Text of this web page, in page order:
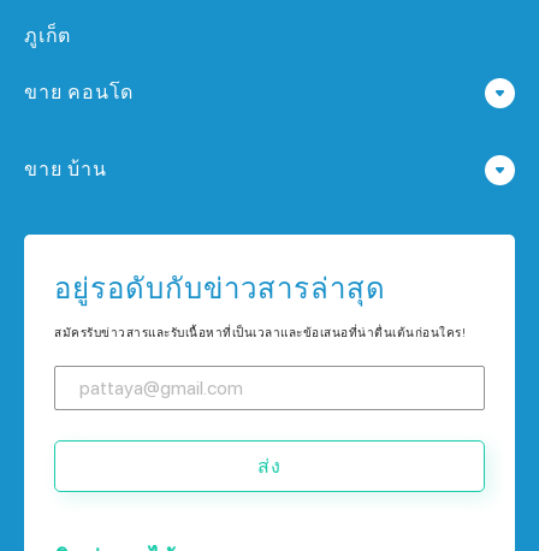
ภูเก็ต
ขาย คอนโด
คอนโด ใน เกาะช้าง
คอนโด ใน ภูเก็ต
ขาย บ้าน
บ้าน ใน ภูเก็ต
อยู่รอดับกับข่าวสารล่าสุด
สมัครรับข่าวสารและรับเนื้อหาที่เป็นเวลาและข้อเสนอที่น่าตื่นเต้นก่อนใคร!
ส่ง